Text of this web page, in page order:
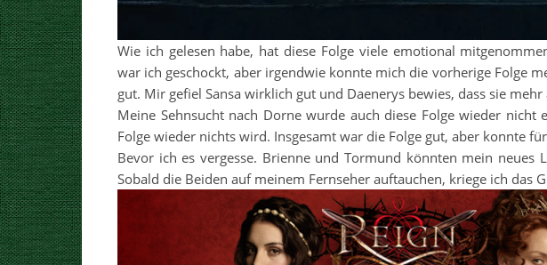
Wie ich gelesen habe, hat diese Folge viele emotional
war ich geschockt, aber irgendwie konnte mich die vorherige Folge
gut. Mir gefiel Sansa wirklich gut und Daenerys bewies, dass sie
Meine Sehnsucht nach Dorne wurde auch diese Folge wieder nicht
Folge wieder nichts wird. Insgesamt war die Folge gut, aber konnte
Bevor ich es vergesse. Brienne und Tormund könnten mein neues
Sobald die Beiden auf meinem Fernseher auftauchen, kriege ich das